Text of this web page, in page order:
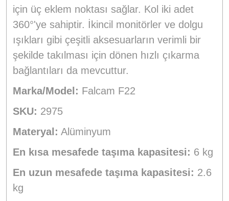
için üç eklem noktası sağlar. Kol iki adet
360°'ye sahiptir. İkincil monitörler ve dolgu
ışıkları gibi çeşitli aksesuarların verimli bir
şekilde takılması için dönen hızlı çıkarma
bağlantıları da mevcuttur.
Marka/Model: Falcam F22
SKU: 2975
Materyal: Alüminyum
En kısa mesafede taşıma kapasitesi: 6 kg
En uzun mesafede taşıma kapasitesi: 2.6
kg